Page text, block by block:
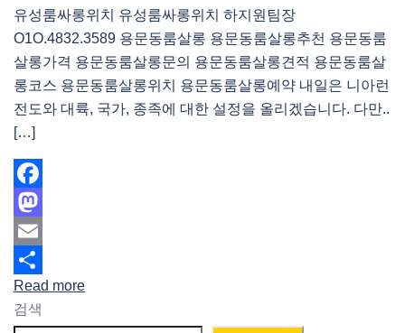
유성룸싸롱위치 유성룸싸롱위치 하지원팀장
O1O.4832.3589 용문동룸살롱 용문동룸살롱추천 용문동룸
살롱가격 용문동룸살롱문의 용문동룸살롱견적 용문동룸살
롱코스 용문동룸살롱위치 용문동룸살롱예약 내일은 니아런
전도와 대륙, 국가, 종족에 대한 설정을 올리겠습니다. 다만..
[…]
Facebook
Mastodon
Email
Share
Read more
검색